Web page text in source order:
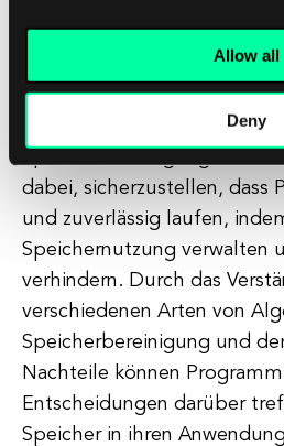
Allow all
Deny
verteilt oder die
zum Hauptprogramm
Insgesamt spielen
dabei, sicherzustellen, dass
und zuverlässig laufen,
Speichernutzung verwalten
verhindern. Durch das
verschiedenen Arten von
Speicherbereinigung und
Nachteile können
Entscheidungen darüber
Speicher in ihren